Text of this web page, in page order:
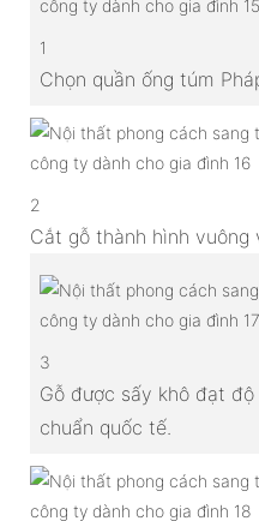
1
Chọn quần ống túm
2
Cắt gỗ thành hình vuông
3
Gỗ được sấy khô đạt
chuẩn quốc tế.